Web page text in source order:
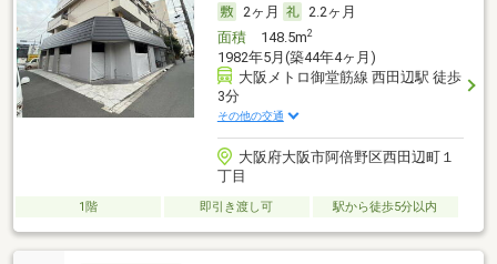
2ヶ月
2.2ヶ月
面積148.5m2
1982年5月(築44年4ヶ月)
大阪メトロ御堂筋線 西田辺駅 徒歩
3分
その他の交通
大阪府大阪市阿倍野区西田辺町１
丁目
1階 即引き渡し可 駅から徒歩5分以内